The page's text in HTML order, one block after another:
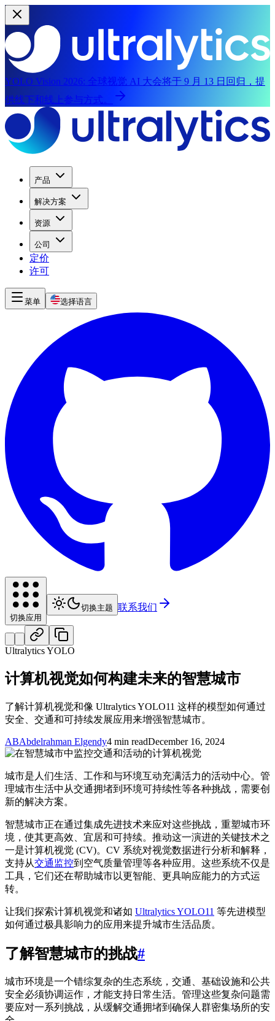
YOLO Vision 2026: 全球视觉 AI 大会将于 9 月 13 日回归，提
供线下和线上参与方式。
产品
解决方案
资源
公司
定价
许可
菜单 选择语言
切换应用
切换主题 联系我们
Ultralytics YOLO
计算机视觉如何构建未来的智慧城市
了解计算机视觉和像 Ultralytics YOLO11 这样的模型如何通过
安全、交通和可持续发展应用来增强智慧城市。
ABAbdelrahman Elgendy4 min readDecember 16, 2024
城市是人们生活、工作和与环境互动充满活力的活动中心。管
理城市生活中从交通拥堵到环境可持续性等各种挑战，需要创
新的解决方案。
智慧城市正在通过集成先进技术来应对这些挑战，重塑城市环
境，使其更高效、宜居和可持续。推动这一演进的关键技术之
一是计算机视觉 (CV)。CV 系统对视觉数据进行分析和解释，
支持从交通监控到空气质量管理等各种应用。这些系统不仅是
工具，它们还在帮助城市以更智能、更具响应能力的方式运
转。
让我们探索计算机视觉和诸如 Ultralytics YOLO11 等先进模型
如何通过极具影响力的应用来提升城市生活品质。
了解智慧城市的挑战#
城市环境是一个错综复杂的生态系统，交通、基础设施和公共
安全必须协调运作，才能支持日常生活。管理这些复杂问题需
要应对一系列挑战，从缓解交通拥堵到确保人群密集场所的安